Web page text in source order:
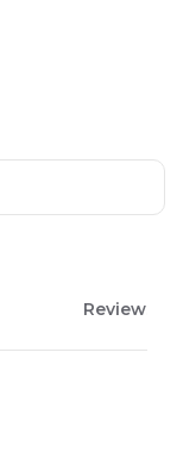
Reviews